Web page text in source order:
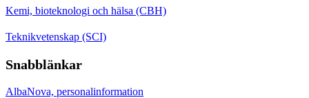
Kemi, bioteknologi och hälsa (CBH)
Teknikvetenskap (SCI)
Snabblänkar
AlbaNova, personalinformation